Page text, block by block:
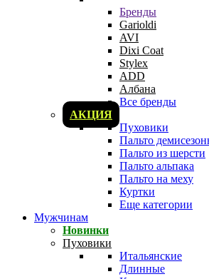
Бренды
Garioldi
AVI
Dixi Coat
Stylex
ADD
Албана
Все бренды
АКЦИЯ
Пуховики
Пальто
Пальто из шерсти
Пальто альпака
Пальто на меху
Куртки
Еще категории
Мужчинам
Новинки
Пуховики
Итальянские
Длинные